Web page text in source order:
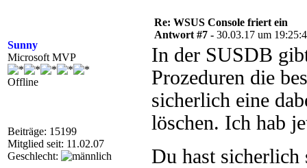
Sunny
Microsoft MVP
Offline
Beiträge: 15199
Mitglied seit: 11.02.07
Geschlecht:
Re: WSUS Console friert ein
Antwort #7 - 30.03.17 um
In der SUSDB
Prozeduren die
sicherlich eine
löschen. Ich hab
Du hast